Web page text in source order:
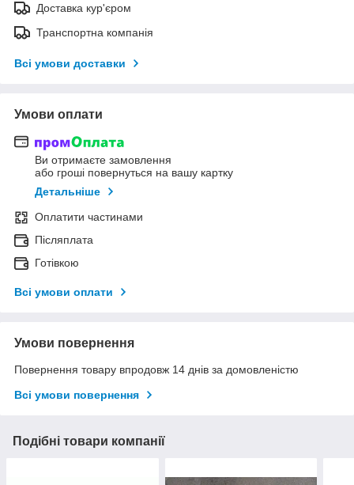
Доставка кур'єром
Транспортна компанія
Всі умови доставки
Умови оплати
Ви отримаєте замовлення
або гроші повернуться на вашу картку
Детальніше
Оплатити частинами
Післяплата
Готівкою
Всі умови оплати
Умови повернення
Повернення товару впродовж 14 днів за домовленістю
Всі умови повернення
Подібні товари компанії